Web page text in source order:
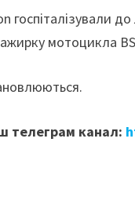
госпіталізували
мотоцикла
телеграм канал: